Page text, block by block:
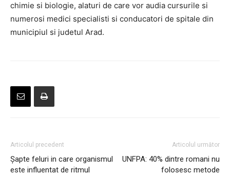
chimie si biologie, alaturi de care vor audia cursurile si
numerosi medici specialisti si conducatori de spitale din
municipiul si judetul Arad.
Articolul precedent
Şapte feluri in care organismul
este influentat de ritmul
Articolul următor
UNFPA: 40% dintre romani nu
folosesc metode